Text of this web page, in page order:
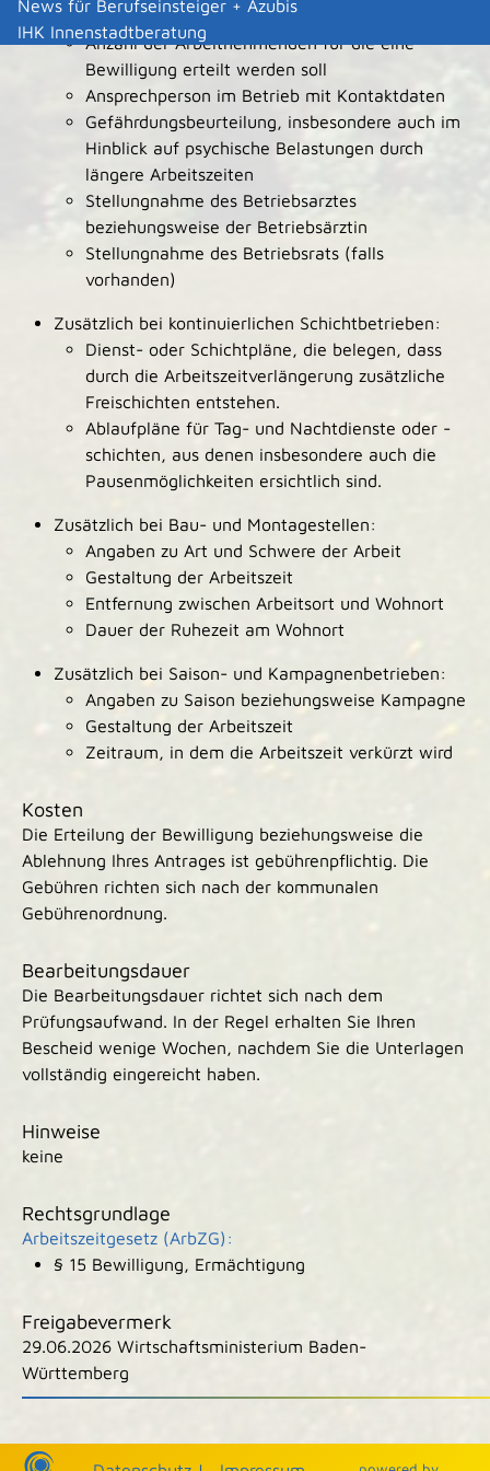
News für Berufseinsteiger + Azubis
IHK Innenstadtberatung
Angaben zur Tätigkeit
Anzahl der Arbeitnehmenden für die eine
Bewilligung erteilt werden soll
Ansprechperson im Betrieb mit Kontaktdaten
Gefährdungsbeurteilung, insbesondere auch im
Hinblick auf psychische Belastungen durch
längere Arbeitszeiten
Stellungnahme des Betriebsarztes
beziehungsweise der Betriebsärztin
Stellungnahme des Betriebsrats (falls
vorhanden)
Zusätzlich bei kontinuierlichen Schichtbetrieben:
Dienst- oder Schichtpläne, die belegen, dass
durch die Arbeitszeitverlängerung zusätzliche
Freischichten entstehen.
Ablaufpläne für Tag- und Nachtdienste oder -
schichten, aus denen insbesondere auch die
Pausenmöglichkeiten ersichtlich sind.
Zusätzlich bei Bau- und Montagestellen:
Angaben zu Art und Schwere der Arbeit
Gestaltung der Arbeitszeit
Entfernung zwischen Arbeitsort und Wohnort
Dauer der Ruhezeit am Wohnort
Zusätzlich bei Saison- und Kampagnenbetrieben:
Angaben zu Saison beziehungsweise Kampagne
Gestaltung der Arbeitszeit
Zeitraum, in dem die Arbeitszeit verkürzt wird
Kosten
Die Erteilung der Bewilligung beziehungsweise die
Ablehnung Ihres Antrages ist gebührenpflichtig. Die
Gebühren richten sich nach der kommunalen
Gebührenordnung.
Bearbeitungsdauer
Die Bearbeitungsdauer richtet sich nach dem
Prüfungsaufwand. In der Regel erhalten Sie Ihren
Bescheid wenige Wochen, nachdem Sie die Unterlagen
vollständig eingereicht haben.
Hinweise
keine
Rechtsgrundlage
Arbeitszeitgesetz (ArbZG):
§ 15 Bewilligung, Ermächtigung
Freigabevermerk
29.06.2026 Wirtschaftsministerium Baden-
Württemberg